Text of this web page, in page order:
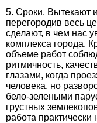
5. Сроки. Вытекают
перегородив весь
сделают, в чем нас
комплекса города.
объеме работ
ритмичность,
глазами, когда
человека, но
бело-зелеными
грустных
работа практически